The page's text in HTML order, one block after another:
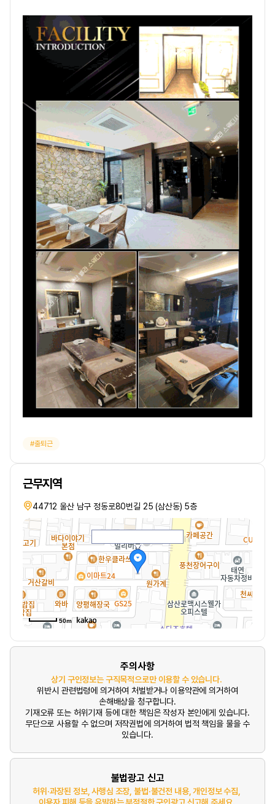
출퇴근
근무지역
44712 울산 남구 정동로80번길 25 (삼산동) 5층
50m
주의사항
상기 구인정보는 구직목적으로만 이용할 수 있습니다.
위반시 관련법령에 의거하여 처벌받거나 이용약관에 의거하여
손해배상을 청구합니다.
기재오류 또는 허위기재 등에 대한 책임은 작성자 본인에게 있습니다.
무단으로 사용할 수 없으며 저작권법에 의거하여 법적 책임을 물을 수
있습니다.
불법광고 신고
허위·과장된 정보, 사행심 조장, 불법·불건전 내용, 개인정보 수집,
이용자 피해 등을 유발하는 부적절한 구인광고 신고해 주세요.